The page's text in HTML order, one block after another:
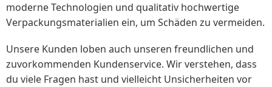
moderne Technologien und qualitativ hochwertige
Verpackungsmaterialien ein, um Schäden zu vermeiden.
Unsere Kunden loben auch unseren freundlichen und
zuvorkommenden Kundenservice. Wir verstehen, dass
du viele Fragen hast und vielleicht Unsicherheiten vor